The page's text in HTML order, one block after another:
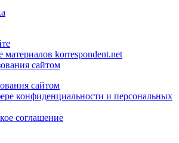
материалов korrespondent.net
сайтом
сайтом
конфиденциальности и персональных
соглашение